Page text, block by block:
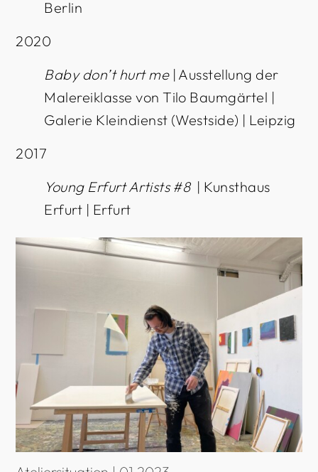
Berlin
2020
Baby don’t hurt me| Ausstellung der
Malereiklasse von Tilo Baumgärtel |
Galerie Kleindienst (Westside) | Leipzig
2017
Young Erfurt Artists #8| Kunsthaus
Erfurt | Erfurt